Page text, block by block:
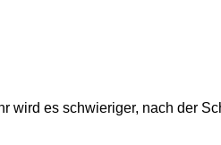
wird es schwieriger, nach der